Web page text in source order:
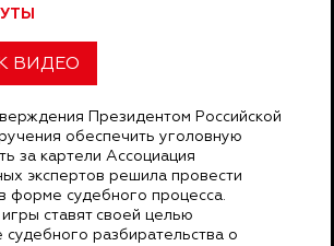
ВИДЕО
Президентом Российской
обеспечить уголовную
за картели Ассоциация
экспертов решила провести
форме судебного процесса.
ставят своей целью
судебного разбирательства о